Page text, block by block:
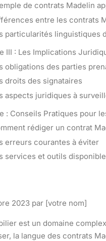
de contrats Madelin
entre les contrats
particularités linguistiques
III : Les Implications
obligations des parties
droits des signataires
aspects juridiques à
: Conseils Pratiques pour
rédiger un contrat
erreurs courantes à éviter
services et outils
2023 par [votre nom]
est un domaine
la langue des contrats